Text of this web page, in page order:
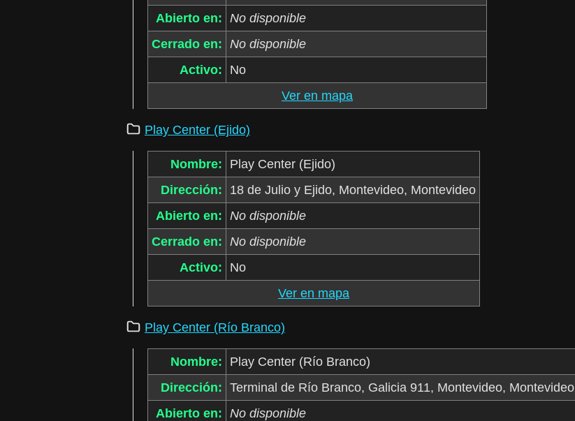
Abierto en: No disponible
Cerrado en: No disponible
Activo:
No
Ver en mapa
Play Center (Ejido)
Nombre:
Play Center (Ejido)
Dirección:
18 de Julio y Ejido, Montevideo, Montevideo
Abierto en: No disponible
Cerrado en: No disponible
Activo:
No
Ver en mapa
Play Center (Río Branco)
Nombre:
Play Center (Río Branco)
Dirección: Terminal de Río Branco, Galicia 911, Montevideo, Montevideo
Abierto en: No disponible